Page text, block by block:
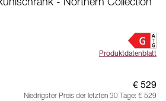
- Northern Collection
Produktdatenblatt
€ 529
Niedrigster Preis der letzten 30 Tage: € 529